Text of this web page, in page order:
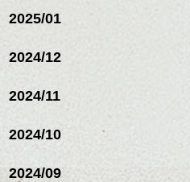
2025/01
2024/12
2024/11
2024/10
2024/09